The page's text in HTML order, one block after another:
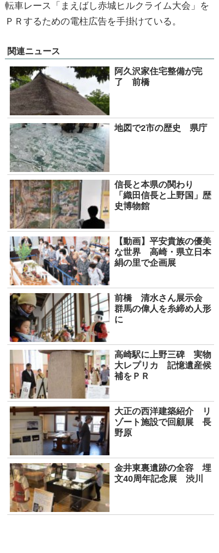
転車レース「まえばし赤城ヒルクライム大会」を
ＰＲするための電柱広告を手掛けている。
関連ニュース
阿久沢家住宅整備が完
了 前橋
地図で2市の歴史 県庁
信長と本県の関わり
「織田信長と上野国」歴
史博物館
【動画】平安貴族の優美
な世界 高崎・県立日本
絹の里で企画展
前橋 清水さん展示会
群馬の偉人を糸締め人形
に
高崎駅に上野三碑 実物
大レプリカ 記憶遺産候
補をＰＲ
大正の西洋建築紹介 リ
ゾート施設で回顧展 長
野原
金井東裏遺跡の全容 埋
文40周年記念展 渋川